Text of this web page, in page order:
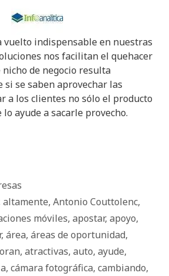
vuelto indispensable en nuestras
nos facilitan el quehacer
de negocio resulta
se saben aprovechar las
a los clientes no sólo el producto
ayude a sacarle provecho.
altamente, Antonio Couttolenc,
móviles, apostar, apoyo,
, área, áreas de oportunidad,
, atractivas, auto, ayude,
, cámara fotográfica, cambiando,